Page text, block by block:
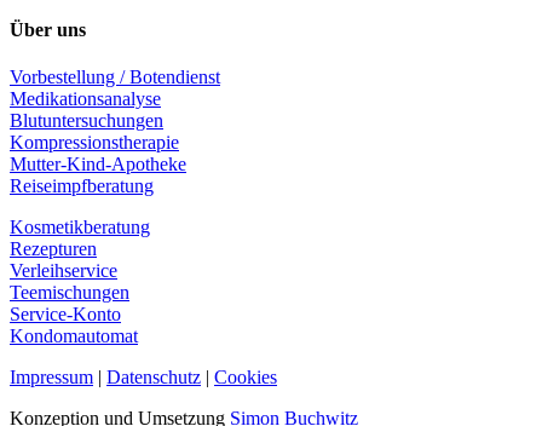
Über uns
Vorbestellung / Botendienst
Medikationsanalyse
Blutuntersuchungen
Kompressionstherapie
Mutter-Kind-Apotheke
Reiseimpfberatung
Kosmetikberatung
Rezepturen
Verleihservice
Teemischungen
Service-Konto
Kondomautomat
Impressum | Datenschutz | Cookies
Konzeption und Umsetzung Simon Buchwitz